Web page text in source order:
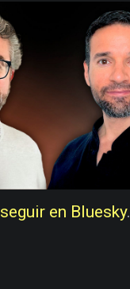
seguir en Bluesky.